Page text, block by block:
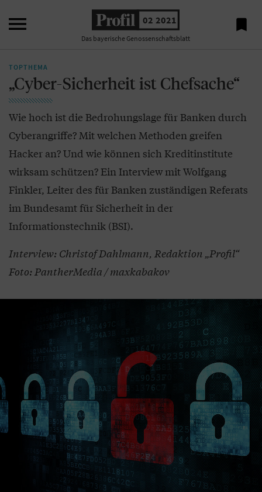
 02 2021
Das bayerische Genossenschaftsblatt

TOPTHEMA
„Cyber-Sicherheit ist Chefsache“
Wie hoch ist die Bedrohungslage für Banken durch
Cyberangriffe? Mit welchen Methoden greifen
Hacker an? Und wie können sich Kreditinstitute
wirksam schützen? Ein Interview mit Wolfgang
Finkler, Leiter des für Banken zuständigen Referats
im Bundesamt für Sicherheit in der
Informationstechnik (BSI).
Interview: Christof Dahlmann, Redaktion „Profil“
Foto: PantherMedia / maxkabakov